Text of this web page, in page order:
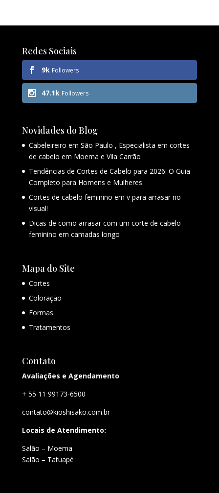
Redes Sociais
9k Followers
47.1k Followers
Novidades do Blog
Cabeleireiro em São Paulo , Especialista em cortes
de cabelo em Moema e Vila Carrão
Tendências de Cortes de Cabelo para 2026: O Guia
Completo para Homens e Mulheres
Cortes de cabelo feminino em v para arrasar no
visual!
Dicas de como arrasar com um corte de cabelo
feminino em camadas longo
Mapa do Site
Cortes
Coloração
Formas
Tratamentos
Contato
Avaliações e Agendamento
+ 55 11 99173-6500
contato@kioshisako.com.br
Locais de Atendimento:
Salão – Moema
Salão – Tatuapé